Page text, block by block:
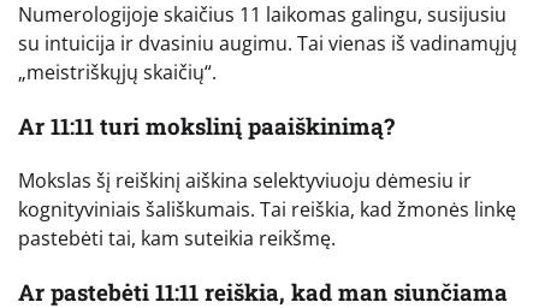
Numerologijoje skaičius 11 laikomas galingu, susijusiu
su intuicija ir dvasiniu augimu. Tai vienas iš vadinamųjų
„meistriškųjų skaičių“.
Ar 11:11 turi mokslinį paaiškinimą?
Mokslas šį reiškinį aiškina selektyviuoju dėmesiu ir
kognityviniais šališkumais. Tai reiškia, kad žmonės linkę
pastebėti tai, kam suteikia reikšmę.
Ar pastebėti 11:11 reiškia, kad man siunčiama